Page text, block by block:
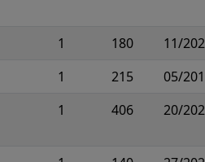
1 180
11/
1 215
05/
1 406 20/